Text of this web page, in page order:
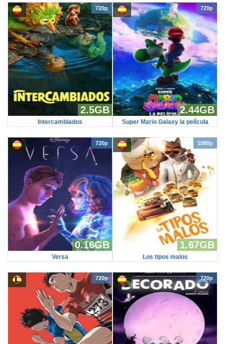
720p
2.5GB
Intercambiados
720p
2.44GB
Super Mario Galaxy la película
720p
0.16GB
Versa
1080p
1.67GB
Los tipos malos
720p 720p